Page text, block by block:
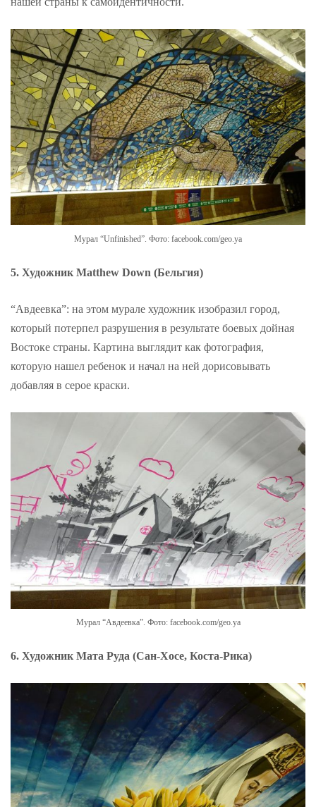
Мурал “Unfinished”. Фото: facebook.com/geo.ya
5. Художник Matthew Down (Бельгия)
“Авдеевка”: на этом мурале художник изобразил город,
который потерпел разрушения в результате боевых дойная
Востоке страны. Картина выглядит как фотография,
которую нашел ребенок и начал на ней дорисовывать
добавляя в серое краски.
Мурал “Авдеевка”. Фото: facebook.com/geo.ya
6. Художник Мата Руда (Сан-Хосе, Коста-Рика)